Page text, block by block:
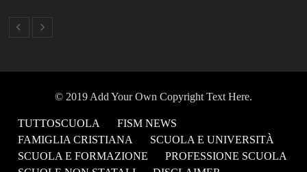
© 2019 Add Your Own Copyright Text Here.
TUTTOSCUOLA
FISM NEWS
FAMIGLIA CRISTIANA
SCUOLA E UNIVERSITÀ
SCUOLA E FORMAZIONE
PROFESSIONE SCUOLA